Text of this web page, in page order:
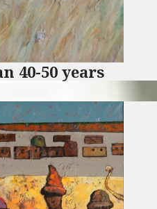
40-50 years